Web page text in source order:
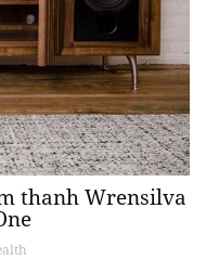
thanh Wrensilva